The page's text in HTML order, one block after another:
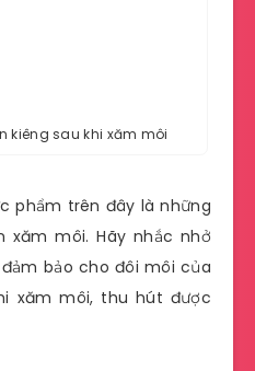
kiêng sau khi xăm môi
phẩm trên đây là những
xăm môi. Hãy nhắc nhở
bảo cho đôi môi của
xăm môi, thu hút được